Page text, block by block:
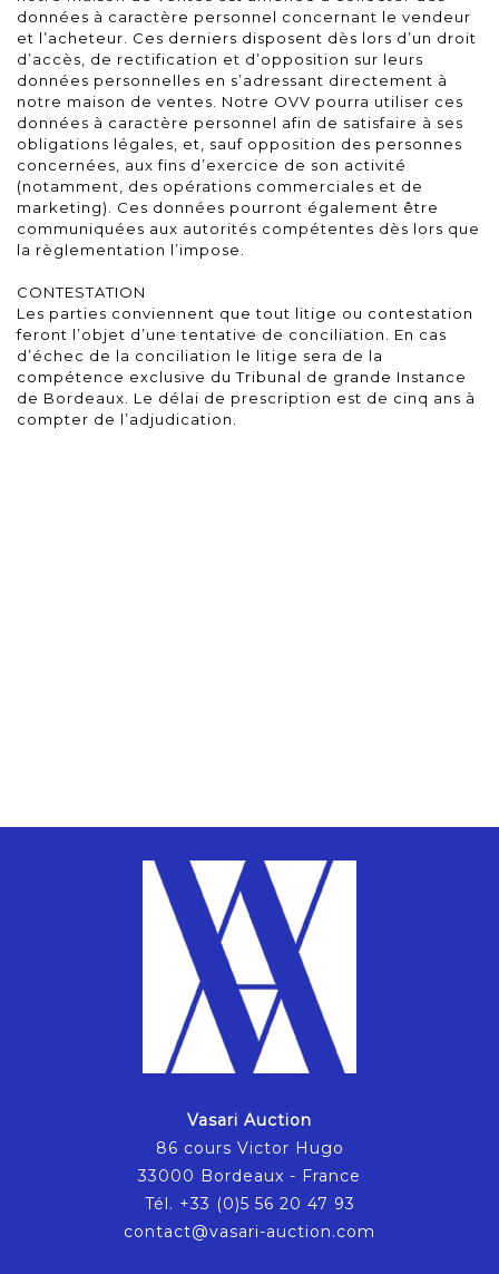
données à caractère personnel concernant le vendeur
et l’acheteur. Ces derniers disposent dès lors d’un droit
d’accès, de rectification et d’opposition sur leurs
données personnelles en s’adressant directement à
notre maison de ventes. Notre OVV pourra utiliser ces
données à caractère personnel afin de satisfaire à ses
obligations légales, et, sauf opposition des personnes
concernées, aux fins d’exercice de son activité
(notamment, des opérations commerciales et de
marketing). Ces données pourront également être
communiquées aux autorités compétentes dès lors que
la règlementation l’impose.
CONTESTATION
Les parties conviennent que tout litige ou contestation
feront l’objet d’une tentative de conciliation. En cas
d’échec de la conciliation le litige sera de la
compétence exclusive du Tribunal de grande Instance
de Bordeaux. Le délai de prescription est de cinq ans à
compter de l’adjudication.
Vasari Auction
86 cours Victor Hugo
33000 Bordeaux - France
Tél. +33 (0)5 56 20 47 93
contact@vasari-auction.com